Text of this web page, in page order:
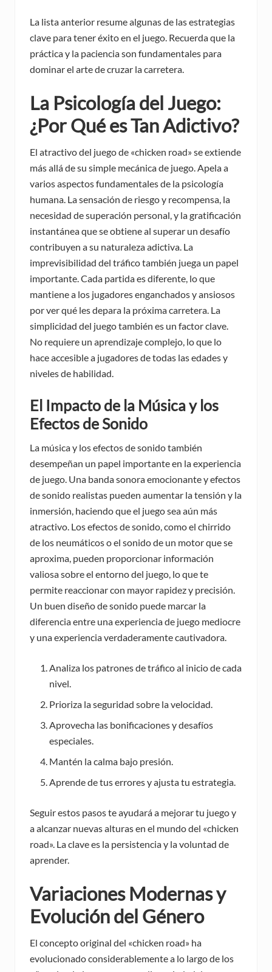
La lista anterior resume algunas de las estrategias
clave para tener éxito en el juego. Recuerda que la
práctica y la paciencia son fundamentales para
dominar el arte de cruzar la carretera.
La Psicología del Juego:
¿Por Qué es Tan Adictivo?
El atractivo del juego de «chicken road» se extiende
más allá de su simple mecánica de juego. Apela a
varios aspectos fundamentales de la psicología
humana. La sensación de riesgo y recompensa, la
necesidad de superación personal, y la gratificación
instantánea que se obtiene al superar un desafío
contribuyen a su naturaleza adictiva. La
imprevisibilidad del tráfico también juega un papel
importante. Cada partida es diferente, lo que
mantiene a los jugadores enganchados y ansiosos
por ver qué les depara la próxima carretera. La
simplicidad del juego también es un factor clave.
No requiere un aprendizaje complejo, lo que lo
hace accesible a jugadores de todas las edades y
niveles de habilidad.
El Impacto de la Música y los
Efectos de Sonido
La música y los efectos de sonido también
desempeñan un papel importante en la experiencia
de juego. Una banda sonora emocionante y efectos
de sonido realistas pueden aumentar la tensión y la
inmersión, haciendo que el juego sea aún más
atractivo. Los efectos de sonido, como el chirrido
de los neumáticos o el sonido de un motor que se
aproxima, pueden proporcionar información
valiosa sobre el entorno del juego, lo que te
permite reaccionar con mayor rapidez y precisión.
Un buen diseño de sonido puede marcar la
diferencia entre una experiencia de juego mediocre
y una experiencia verdaderamente cautivadora.
Analiza los patrones de tráfico al inicio de cada
nivel.
Prioriza la seguridad sobre la velocidad.
Aprovecha las bonificaciones y desafíos
especiales.
Mantén la calma bajo presión.
Aprende de tus errores y ajusta tu estrategia.
Seguir estos pasos te ayudará a mejorar tu juego y
a alcanzar nuevas alturas en el mundo del «chicken
road». La clave es la persistencia y la voluntad de
aprender.
Variaciones Modernas y
Evolución del Género
El concepto original del «chicken road» ha
evolucionado considerablemente a lo largo de los